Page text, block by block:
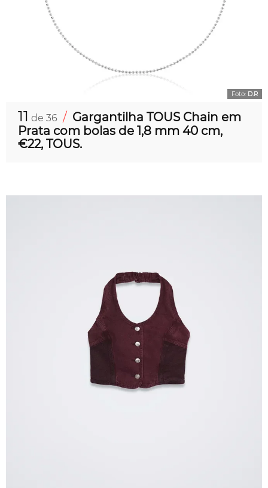
Foto: D.R
11 de 36 / Gargantilha TOUS Chain em
Prata com bolas de 1,8 mm 40 cm,
€22, TOUS.